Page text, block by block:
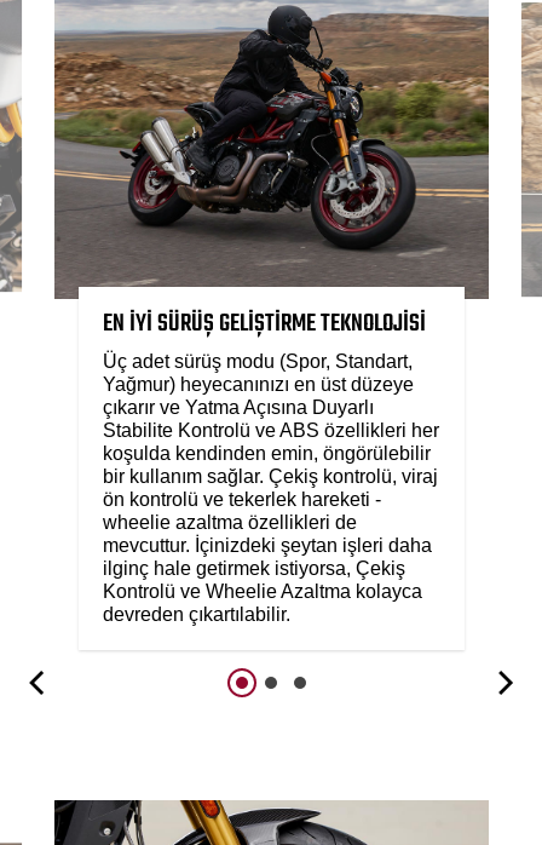
EN İYİ SÜRÜŞ GELİŞTİRME TEKNOLOJİSİ
Üç adet sürüş modu (Spor, Standart,
Yağmur) heyecanınızı en üst düzeye
çıkarır ve Yatma Açısına Duyarlı
Stabilite Kontrolü ve ABS özellikleri her
koşulda kendinden emin, öngörülebilir
bir kullanım sağlar. Çekiş kontrolü, viraj
ön kontrolü ve tekerlek hareketi -
wheelie azaltma özellikleri de
mevcuttur. İçinizdeki şeytan işleri daha
ilginç hale getirmek istiyorsa, Çekiş
Kontrolü ve Wheelie Azaltma kolayca
devreden çıkartılabilir.